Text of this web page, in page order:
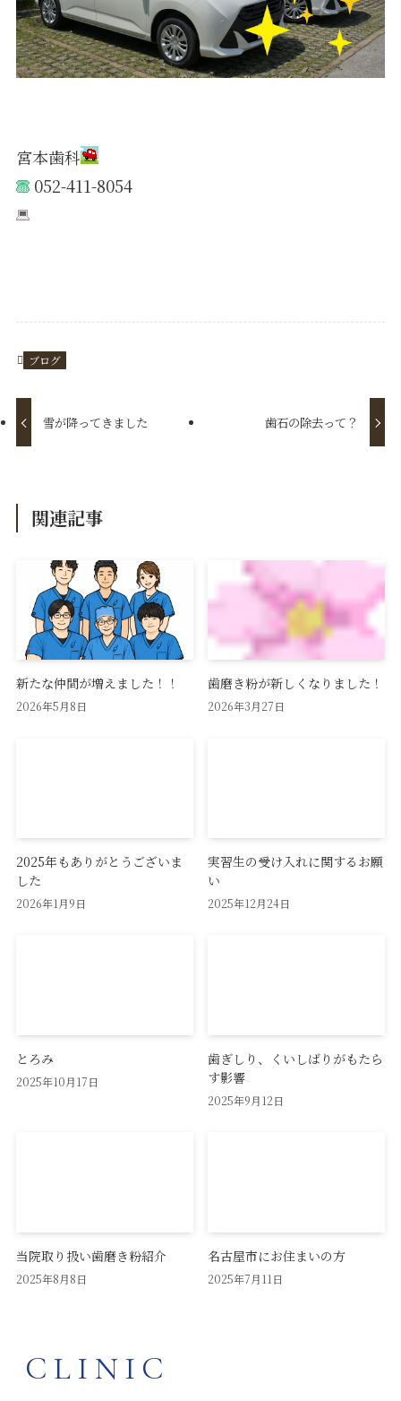
宮本歯科
052-411-8054
ブログ
雪が降ってきました 歯石の除去って？
関連記事
新たな仲間が増えました！！
2026年5月8日
歯磨き粉が新しくなりました！
2026年3月27日
2025年もありがとうございま
した
2026年1月9日
実習生の受け入れに関するお願
い
2025年12月24日
とろみ
2025年10月17日
歯ぎしり、くいしばりがもたら
す影響
2025年9月12日
当院取り扱い歯磨き粉紹介
2025年8月8日
名古屋市にお住まいの方
2025年7月11日
CLINIC